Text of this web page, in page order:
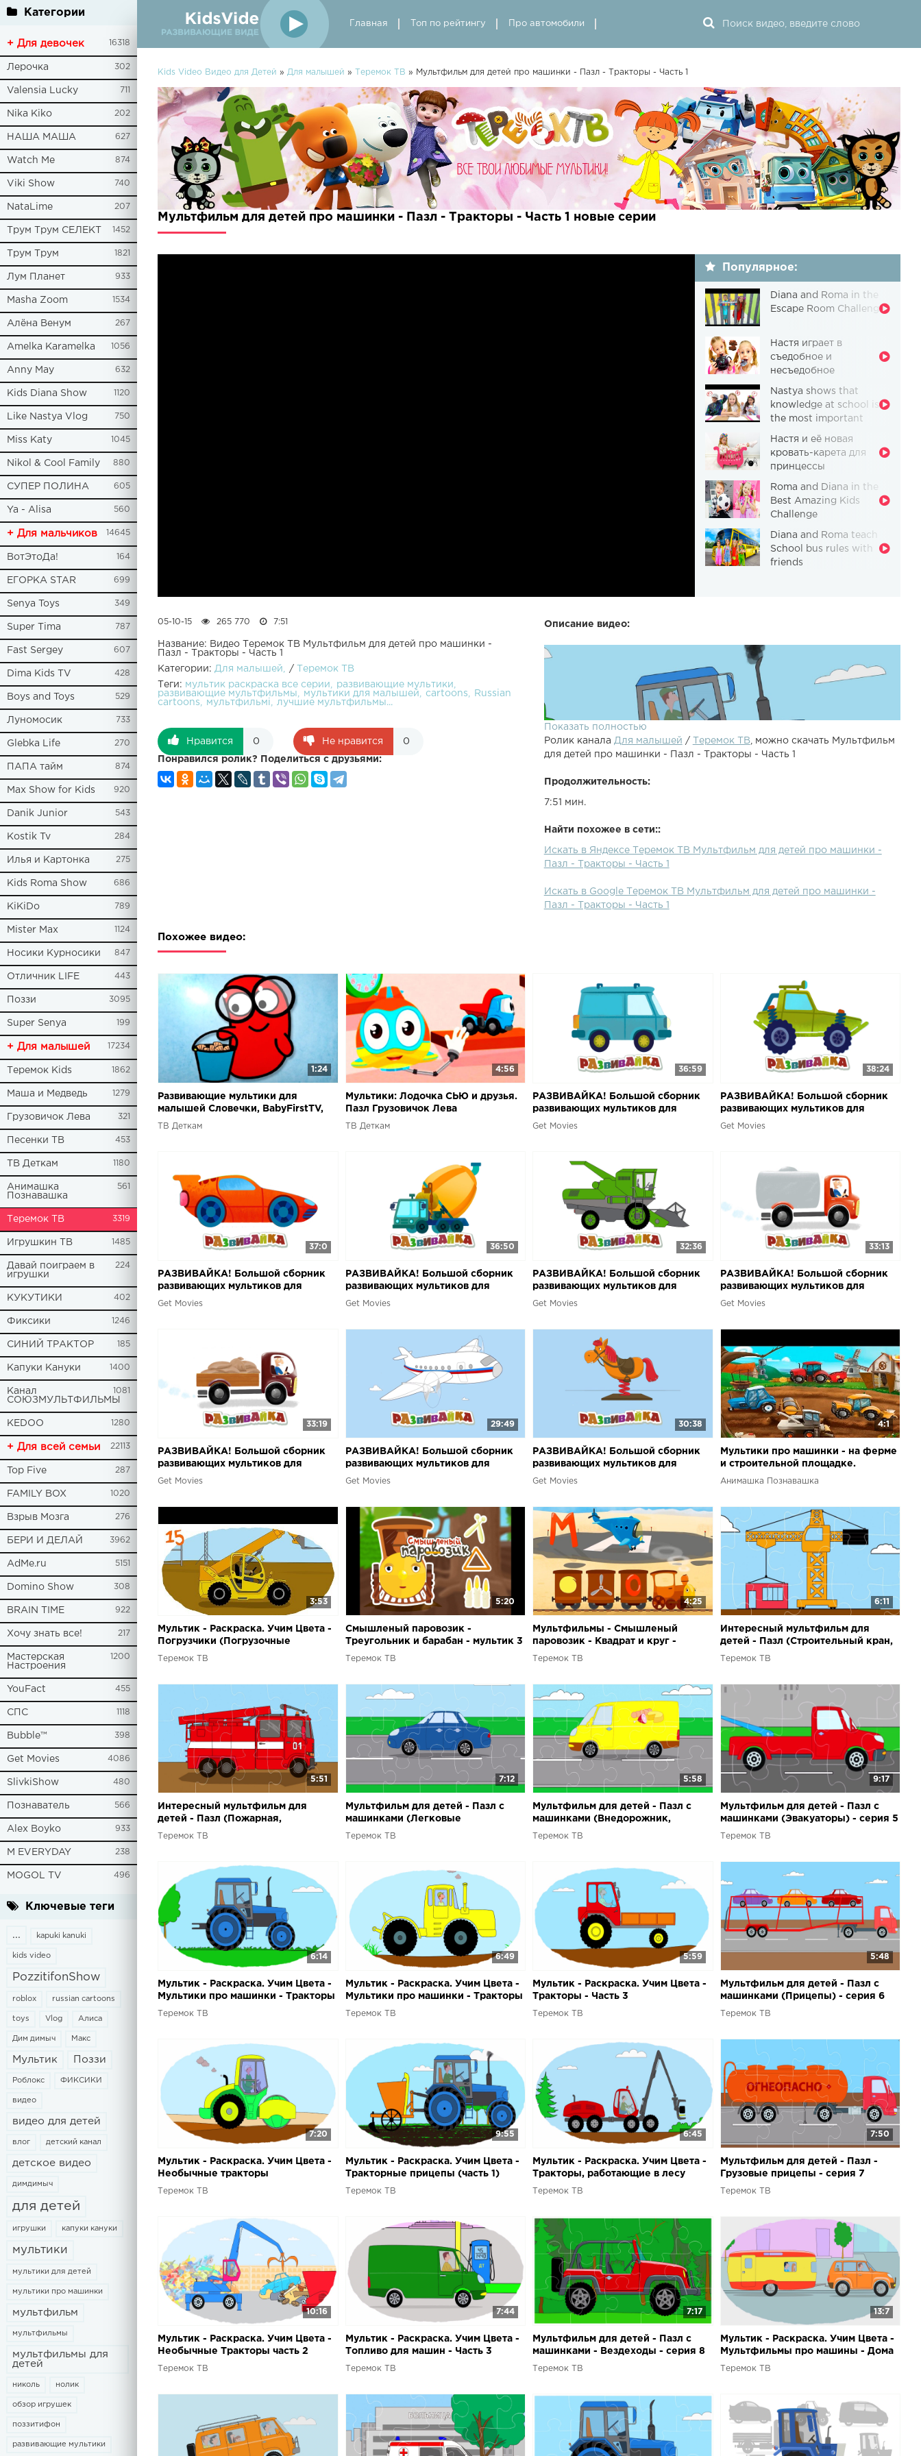
Категории
+ Для девочек 16318
Лерочка 302
Valensia Lucky 711
Nika Kiko 202
НАША МАША 627
Watch Me 874
Viki Show 740
NataLime 207
Трум Трум СЕЛЕКТ 1452
Трум Трум 1821
Лум Планет 933
Masha Zoom 1534
Алёна Венум 267
Amelka Karamelka 1056
Anny May 632
Kids Diana Show 1120
Like Nastya Vlog 750
Miss Katy 1045
Nikol & Cool Family 880
СУПЕР ПОЛИНА 605
Ya - Alisa 560
+ Для мальчиков 14645
ВотЭтоДа! 164
ЕГОРКА STAR 699
Senya Toys 349
Super Tima 787
Fast Sergey 607
Dima Kids TV 428
Boys and Toys 529
Луномосик 733
Glebka Life 270
ПАПА тайм 874
Max Show for Kids 920
Danik Junior 543
Kostik Tv 284
Илья и Картонка 275
Kids Roma Show 686
KiKiDo 789
Mister Max 1124
Носики Курносики 847
Отличник LIFE 443
Поззи 3095
Super Senya 199
+ Для малышей 17234
Теремок Kids 1862
Маша и Медведь 1279
Грузовичок Лева 321
Песенки ТВ 453
ТВ Деткам 1180
Анимашка
Познавашка
561
Теремок ТВ 3319
Игрушкин ТВ 1485
Давай поиграем в
игрушки
224
КУКУТИКИ 402
Фиксики 1246
СИНИЙ ТРАКТОР 185
Капуки Кануки 1400
Канал
СОЮЗМУЛЬТФИЛЬМЫ
1081
KEDOO 1280
+ Для всей семьи 22113
Top Five 287
FAMILY BOX 1020
Взрыв Мозга 276
БЕРИ И ДЕЛАЙ 3962
AdMe.ru 5151
Domino Show 308
BRAIN TIME 922
Хочу знать все! 217
Мастерская
Настроения
1200
YouFact 455
СПС 1118
Bubble™ 398
Get Movies 4086
SlivkiShow 480
Познаватель 566
Alex Boyko 933
M EVERYDAY 238
MOGOL TV 496
Ключевые теги
... kapuki kanuki
kids video
PozzitifonShow
roblox russian cartoons
toys Vlog Алиса
Дим димыч Макс
Мультик Поззи
Роблокс ФИКСИКИ
видео
видео для детей
влог детский канал
детское видео
димдимыч
для детей
игрушки капуки кануки
мультики
мультики для детей
мультики про машинки
мультфильм
мультфильмы
мультфильмы для
детей
николь нолик
обзор игрушек
поззитифон
развивающие мультики
Главная Топ по рейтингу Про автомобили
Kids Video Видео для Детей » Для малышей » Теремок ТВ » Мультфильм для детей про машинки - Пазл - Тракторы - Часть 1
Мультфильм для детей про машинки - Пазл - Тракторы - Часть 1 новые серии
Популярное:
Diana and Roma in the
Escape Room Challenge
Настя играет в
съедобное и
несъедобное
Nastya shows that
knowledge at school is
the most important
Настя и её новая
кровать-карета для
принцессы
Roma and Diana in the
Best Amazing Kids
Challenge
Diana and Roma teach
School bus rules with
friends
Описание видео:
В этой серии развивающего мультика для детей будем собирать
они бывают, и соберем машины из кусочков пазла. Все серии:
.Подписывайся на наш канал: .Также рекомендуем посмотреть
Показать полностью
Ролик канала Для малышей / Теремок ТВ, можно скачать Мультфильм
для детей про машинки - Пазл - Тракторы - Часть 1
Продолжительность:
7:51 мин.
Найти похожее в сети::
Искать в Яндексе Теремок ТВ Мультфильм для детей про машинки -
Пазл - Тракторы - Часть 1
Искать в Google Теремок ТВ Мультфильм для детей про машинки -
Пазл - Тракторы - Часть 1
05-10-15 265 770 7:51
Название: Видео Теремок ТВ Мультфильм для детей про машинки -
Пазл - Тракторы - Часть 1
Категории: Для малышей /
Теремок ТВ
Теги: мультик раскраска все серии
развивающие мультики
развивающие мультфильмы
мультики для малышей cartoons
Russian
cartoons
мультфильмi лучшие мультфильмы...
Нравится 0 Не нравится 0
Понравился ролик? Поделиться с друзьями:
Похожее видео:
1:24
Развивающие мультики для
малышей Словечки, BabyFirstTV,
мультфильмы для детей
ТВ Деткам
4:56
Мультики: Лодочка СЬЮ и друзья.
Пазл Грузовичок Лева
ТВ Деткам
36:59
РАЗВИВАЙКА! Большой сборник
развивающих мультиков для
малышей.
Get Movies
38:24
РАЗВИВАЙКА! Большой сборник
развивающих мультиков для
малышей. Часть 2
Get Movies
37:0
РАЗВИВАЙКА! Большой сборник
развивающих мультиков для
малышей. Часть 3
Get Movies
36:50
РАЗВИВАЙКА! Большой сборник
развивающих мультиков для
малышей. Часть 4
Get Movies
32:36
РАЗВИВАЙКА! Большой сборник
развивающих мультиков для
малышей. Часть 5
Get Movies
33:13
РАЗВИВАЙКА! Большой сборник
развивающих мультиков для
малышей. Часть 6
Get Movies
33:19
РАЗВИВАЙКА! Большой сборник
развивающих мультиков для
малышей. Часть 7
Get Movies
29:49
РАЗВИВАЙКА! Большой сборник
развивающих мультиков для
малышей. Часть 8
Get Movies
30:38
РАЗВИВАЙКА! Большой сборник
развивающих мультиков для
малышей. Часть 9
Get Movies
4:1
Мультики про машинки - на ферме
и строительной площадке.
Мультик пазл.
Анимашка Познавашка
3:53
Мультик - Раскраска. Учим Цвета -
Погрузчики (Погрузочные
автомобили) - Мультфильмы про
Теремок ТВ
5:20
Смышленый паровозик -
Треугольник и барабан - мультик 3
Теремок ТВ
4:25
Мультфильмы - Смышленый
паровозик - Квадрат и круг -
мультик 4
Теремок ТВ
6:11
Интересный мультфильм для
детей - Пазл (Строительный кран,
Экскаватор, Трактор)
Теремок ТВ
5:51
Интересный мультфильм для
детей - Пазл (Пожарная,
полицейская машины, скорая
Теремок ТВ
7:12
Мультфильм для детей - Пазл с
машинками (Легковые
автомобили)
Теремок ТВ
5:58
Мультфильм для детей - Пазл с
машинками (Внедорожник,
родстер, фургон)
Теремок ТВ
9:17
Мультфильм для детей - Пазл с
машинками (Эвакуаторы) - серия 5
Теремок ТВ
6:14
Мультик - Раскраска. Учим Цвета -
Мультики про машинки - Тракторы
- Часть 1
Теремок ТВ
6:49
Мультик - Раскраска. Учим Цвета -
Мультики про машинки - Тракторы
- Часть 2
Теремок ТВ
5:59
Мультик - Раскраска. Учим Цвета -
Тракторы - Часть 3
Теремок ТВ
5:48
Мультфильм для детей - Пазл с
машинками (Прицепы) - серия 6
Теремок ТВ
7:20
Мультик - Раскраска. Учим Цвета -
Необычные тракторы
Теремок ТВ
9:55
Мультик - Раскраска. Учим Цвета -
Тракторные прицепы (часть 1)
Теремок ТВ
6:45
Мультик - Раскраска. Учим Цвета -
Тракторы, работающие в лесу
Теремок ТВ
7:50
Мультфильм для детей - Пазл -
Грузовые прицепы - серия 7
Теремок ТВ
10:16
Мультик - Раскраска. Учим Цвета -
Необычные Тракторы часть 2
Теремок ТВ
7:44
Мультик - Раскраска. Учим Цвета -
Топливо для машин - Часть 3
Теремок ТВ
7:17
Мультфильм для детей - Пазл с
машинками - Вездеходы - серия 8
Теремок ТВ
13:7
Мультик - Раскраска. Учим Цвета -
Мультфильмы про машины - Дома
на колесах
Теремок ТВ